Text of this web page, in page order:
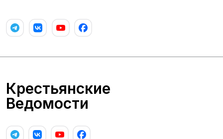
Крестьянские
Ведомости